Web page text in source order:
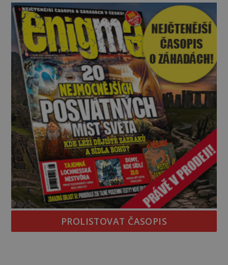
vyhýbají! Už jste o těchto lesích slyšeli? A odvážili
byste se je navštívit? [gallery ids="17
PROLISTOVAT ČASOPIS